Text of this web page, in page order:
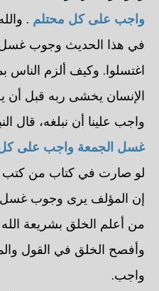
واجب على كل محتلم .
في هذا الحديث وجوب غسل
اغتسلوا. وكيف ألزم الناس
الإنسان يخشى ربه قبل
واجب علينا أن نبلغه، قال
غسل الجمعة واجب على
لو صارت في كتاب من كتب
إن المؤلف يرى وجوب
من أعلم الخلق بشريعة الله
وأفصح الخلق في القول
واجب.